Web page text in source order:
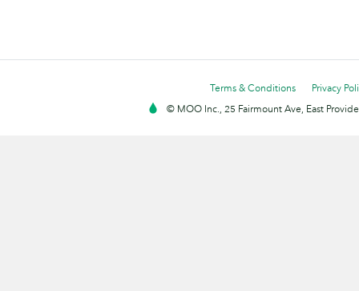
Terms & Conditions
Privacy
© MOO Inc., 25 Fairmount Ave, East